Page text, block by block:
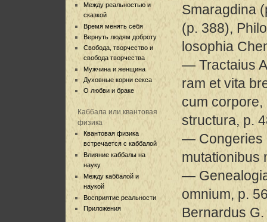
Между реальностью и
сказкой
Время менять себя
Вернуть людям доброту
Свобода, творчество и
свобода творчества
Мужчина и женщина
Духовные корни секса
О любви и браке
Каббала или квантовая
физика
Квантовая физика
встречается с каббалой
Влияние каббалы на
науку
Между каббалой и
наукой
Восприятие реальности
Приложения
Smaragdina
(p. 388),
losophia
— Tractaius
ram et vita
cum
structura, p.
— Congeries
mutationibus
—
omnium, p.
Bernardus